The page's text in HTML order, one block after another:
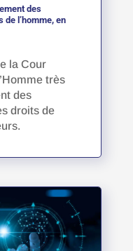
des
l’homme, en
la Cour
très
des
droits de